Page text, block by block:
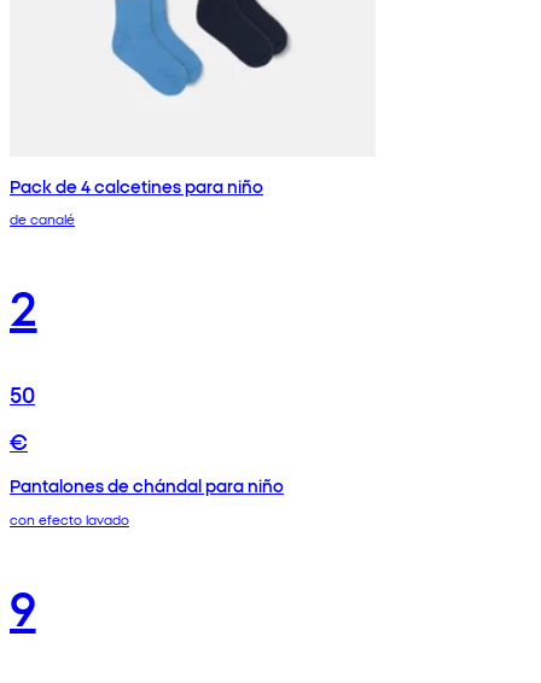
Pack de 4 calcetines para niño
de canalé
2
50
€
Pantalones de chándal para niño
con efecto lavado
9